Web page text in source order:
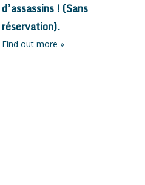
d’assassins ! (Sans
réservation).
Find out more »